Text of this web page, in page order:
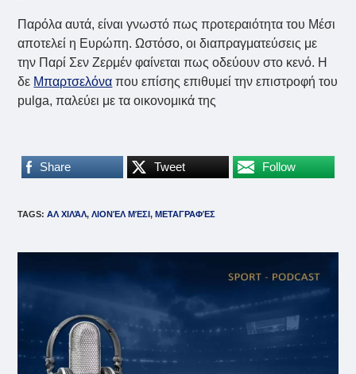
Παρόλα αυτά, είναι γνωστό πως προτεραιότητα του Μέσι
αποτελεί η Ευρώπη. Ωστόσο, οι διαπραγματεύσεις με
την Παρί Σεν Ζερμέν φαίνεται πως οδεύουν στο κενό. Η
δε Μπαρτσελόνα που επίσης επιθυμεί την επιστροφή του
pulga, παλεύει με τα οικονομικά της
Share Tweet Follow
TAGS:ΑΛ ΧΙΛΆΛ, ΛΙΟΝΈΛ ΜΈΣΙ, ΜΕΤΑΓΡΑΦΈΣ